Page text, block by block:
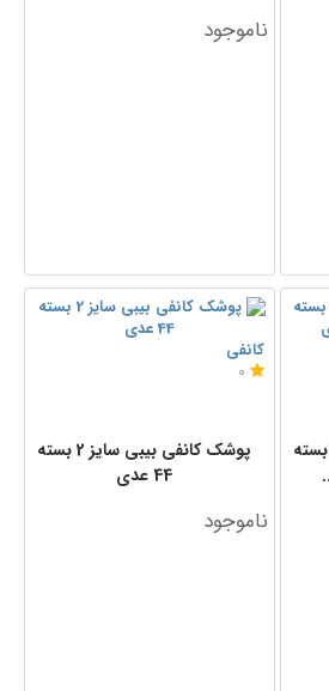
ناموجود
کانفی
0
پوشک کانفی بیبی سایز 2 بسته
44 عدی
ناموجود
پوشک کانفی بیبی سایز 6 بسته